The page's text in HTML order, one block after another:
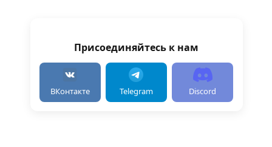
Присоединяйтесь к нам
ВКонтакте Telegram Discord